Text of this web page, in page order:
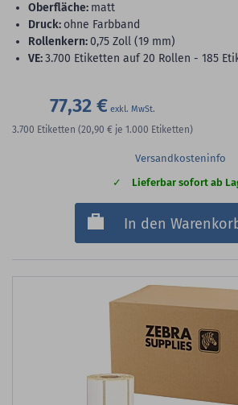
Oberfläche: matt
Druck: ohne Farbband
Rollenkern:0,75 Zoll (19 mm)
VE:3.700 Etiketten auf 20 Rollen - 185
77,32 €
3.700 Etiketten (20,90 € je 1.000 Etiketten)
Versandkosteninfo
Lieferbar sofort ab
In den